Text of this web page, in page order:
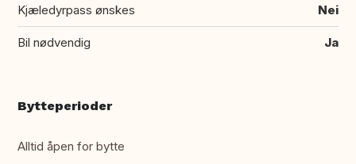
Kjæledyrpass ønskes Nei
Bil nødvendig Ja
Bytteperioder
Alltid åpen for bytte